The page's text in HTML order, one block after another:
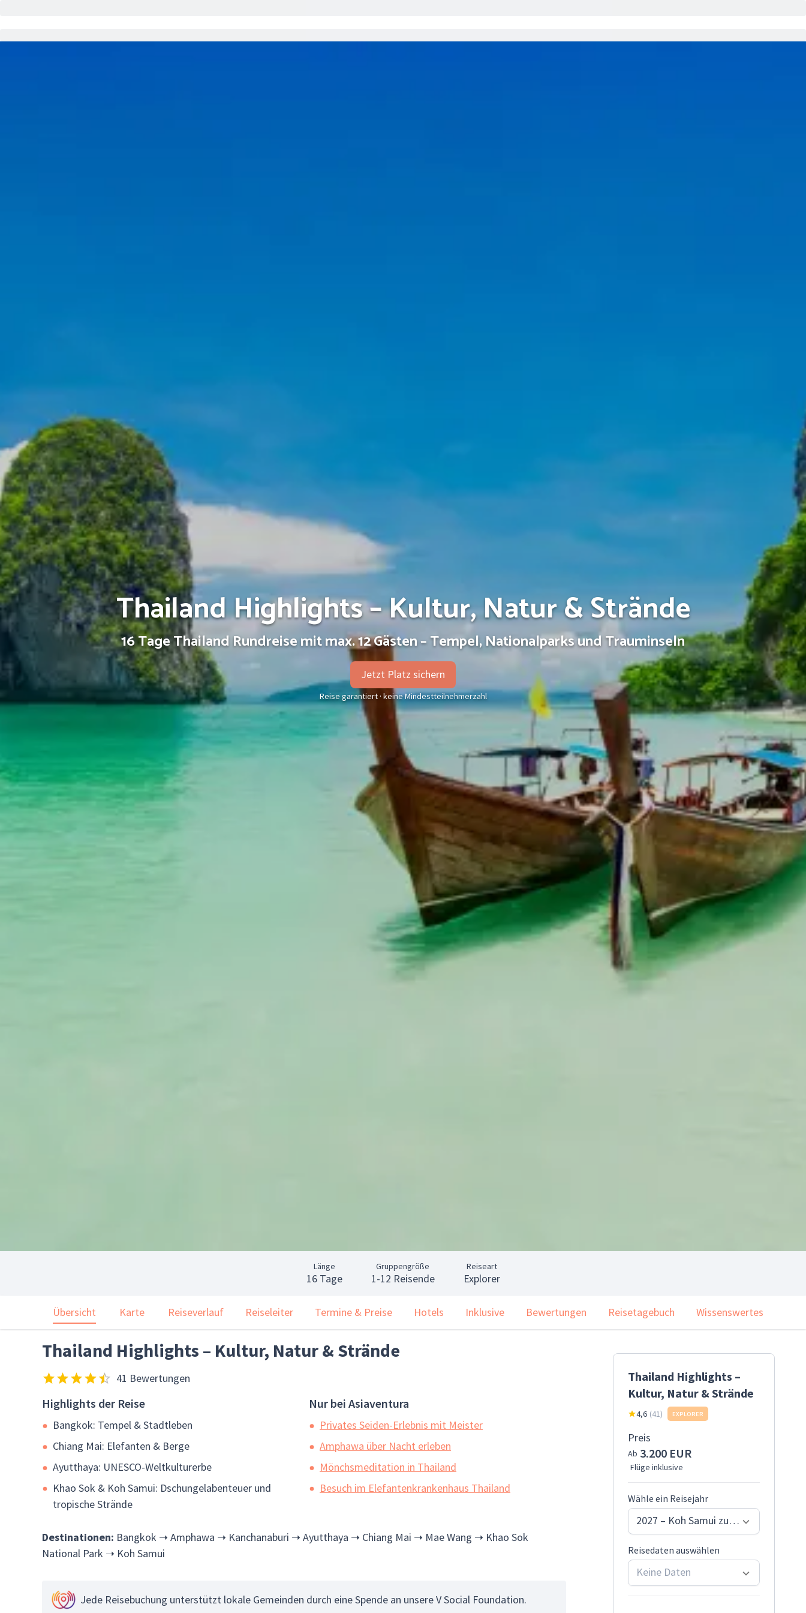
Thailand Highlights – Kultur, Natur & Strände
16 Tage Thailand Rundreise mit max. 12 Gästen – Tempel, Nationalparks und Trauminseln
Jetzt Platz sichern
Reise garantiert · keine Mindestteilnehmerzahl
Länge
16 Tage
Gruppengröße
1-12 Reisende
Reiseart
Explorer
Übersicht Karte Reiseverlauf Reiseleiter Termine & Preise Hotels Inklusive Bewertungen Reisetagebuch Wissenswertes
Thailand Highlights – Kultur, Natur & Strände
41 Bewertungen
Highlights der Reise
Bangkok: Tempel & Stadtleben
Chiang Mai: Elefanten & Berge
Ayutthaya: UNESCO-Weltkulturerbe
Khao Sok & Koh Samui: Dschungelabenteuer und
tropische Strände
Nur bei Asiaventura
Privates Seiden-Erlebnis mit Meister
Amphawa über Nacht erleben
Mönchsmeditation in Thailand
Besuch im Elefantenkrankenhaus Thailand
Destinationen: Bangkok ➝ Amphawa ➝ Kanchanaburi ➝ Ayutthaya ➝ Chiang Mai ➝ Mae Wang ➝ Khao Sok
National Park ➝ Koh Samui
Jede Reisebuchung unterstützt lokale Gemeinden durch eine Spende an unsere V Social Foundation.
Thailand Highlights –
Kultur, Natur & Strände
4,6 (41) EXPLORER
Preis
Ab 3.200 EUR
Flüge inklusive
Wähle ein Reisejahr
2027 – Koh Samui zum Abschluss
Reisedaten auswählen
Keine Daten